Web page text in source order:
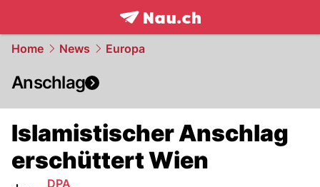
frontpage.NAU.ch
Home News Europa
Anschlag
Islamistischer Anschlag
erschüttert Wien
DPA